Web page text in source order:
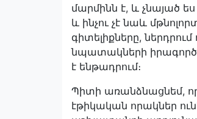
մարմինն է, և չնայած
և ինչու չէ նաև
գիտելիքները,
նպատակների
է ենթադրում։
Պիտի առանձնացնեմ,
էթիկական որակներ